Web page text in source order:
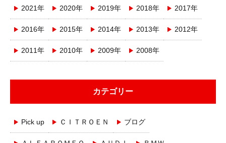
2021年 2020年 2019年 2018年 2017年
2016年 2015年 2014年 2013年 2012年
2011年 2010年 2009年 2008年
カテゴリー
Pick up ＣＩＴＲＯＥＮ ブログ